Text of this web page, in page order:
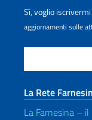
Sì, voglio
aggiornamenti sulle
La Rete
La Farnesina – il